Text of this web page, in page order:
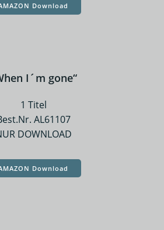
Download
I´m gone“
1 Titel
AL61107
DOWNLOAD
Download